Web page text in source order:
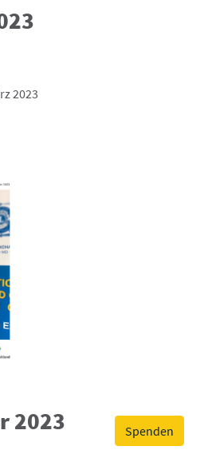
Spenden
2023
2023